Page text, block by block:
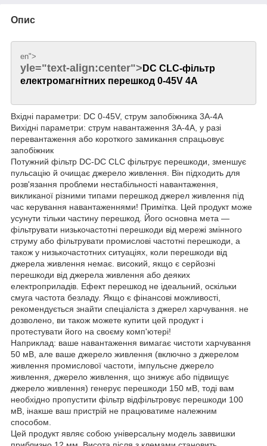
Опис
en">
yle="text-align:center"> DC CLC-фільтр
електромагнітних перешкод 0-45V 4A
Вхідні параметри: DC 0-45V, струм запобіжника 3A-4A
Вихідні параметри: струм навантаження 3A-4A, у разі
перевантаження або короткого замикання спрацьовує
запобіжник
Потужний фільтр DC-DC CLC фільтрує перешкоди, зменшує
пульсацію й очищає джерело живлення. Він підходить для
розв'язання проблеми нестабільності навантаження,
викликаної різними типами перешкод джерел живлення під
час керування навантаженнями! Примітка. Цей продукт може
усунути тільки частину перешкод. Його основна мета —
фільтрувати низькочастотні перешкоди від мережі змінного
струму або фільтрувати промислові частотні перешкоди, а
також у низькочастотних ситуаціях, коли перешкоди від
джерела живлення немає. високий, якщо є серйозні
перешкоди від джерела живлення або деяких
електроприладів. Ефект перешкод не ідеальний, оскільки
смуга частота безладу. Якщо є фінансові можливості,
рекомендується знайти спеціаліста з джерел харчування. не
дозволено, ви також можете купити цей продукт і
протестувати його на своєму комп'ютері!
Наприклад: ваше навантаження вимагає чистоти харчування
50 мВ, але ваше джерело живлення (включно з джерелом
живлення промислової частоти, імпульсне джерело
живлення, джерело живлення, що знижує або підвищує
джерело живлення) генерує перешкоди 150 мВ, тоді вам
необхідно пропустити фільтр відфільтровує перешкоди 100
мВ, інакше ваш пристрій не працюватиме належним
способом.
Цей продукт являє собою універсальну модель заввишки